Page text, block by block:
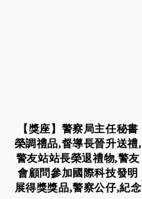
【獎座】警察局主任秘書
榮調禮品,督導長晉升送禮,
警友站站長榮退禮物,警友
會顧問參加國際科技發明
展得獎獎品,警察公仔,紀念